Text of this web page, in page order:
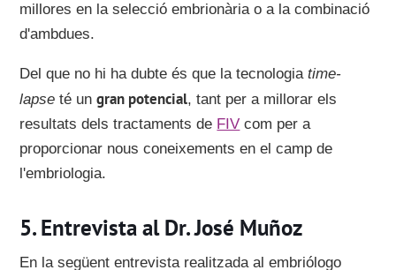
millores en la selecció embrionària o a la combinació
d'ambdues.
Del que no hi ha dubte és que la tecnologiatime-
lapse té ungran potencial, tant per a millorar els
resultats dels tractaments de FIV com per a
proporcionar nous coneixements en el camp de
l'embriologia.
Entrevista al Dr. José Muñoz
En la següent entrevista realitzada al embriólogo